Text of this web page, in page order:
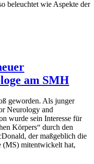
beleuchtet wie Aspekte der
am SMH
geworden. Als junger
Neurology and
wurde sein Interesse für
Körpers“ durch den
der maßgeblich die
(MS) mitentwickelt hat,